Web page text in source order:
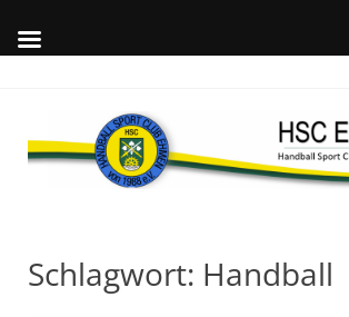
Schlagwort: Handball